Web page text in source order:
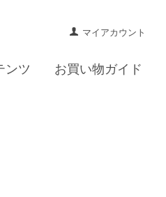
マイアカウント
ンツ お買い物ガイド